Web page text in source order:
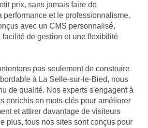
prix, sans jamais faire de
performance et le professionnalisme.
avec un CMS personnalisé,
facilité de gestion et une flexibilité
pas seulement de construire
à La Selle-sur-le-Bied, nous
de qualité. Nos experts s'engagent à
enrichis en mots-clés pour améliorer
et attirer davantage de visiteurs
plus, tous nos sites sont conçus pour